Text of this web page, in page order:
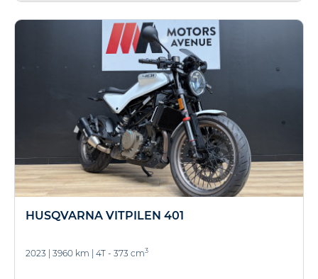
HUSQVARNA VITPILEN 401
2023 3960 km 4T - 373 cm3